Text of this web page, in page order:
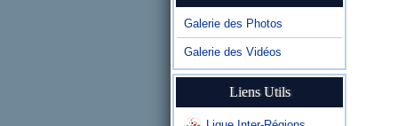
Galerie des Photos
Galerie des Vidéos
Liens Utils